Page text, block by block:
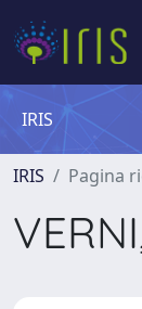
IRIS
IRIS Pagina